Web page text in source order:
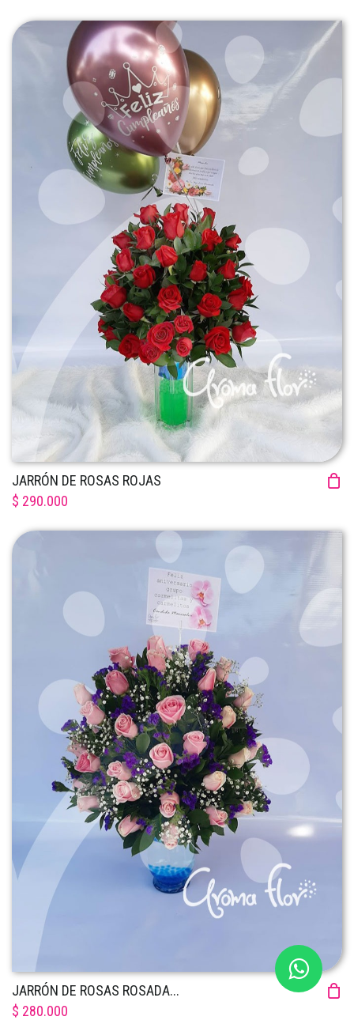
JARRÓN DE ROSAS ROJAS
$ 290.000
JARRÓN DE ROSAS ROSADA...
$ 280.000